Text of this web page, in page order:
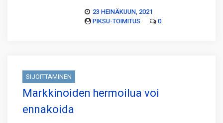
23 HEINÄKUUN, 2021
PIKSU-TOIMITUS
0
SIJOITTAMINEN
Markkinoiden hermoilua voi
ennakoida